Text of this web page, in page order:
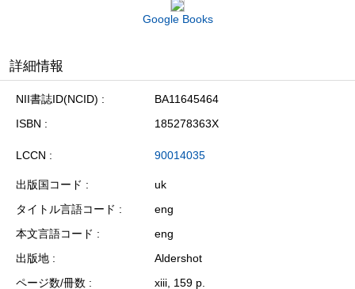
Google Books
詳細情報
NII書誌ID(NCID)
BA11645464
ISBN
185278363X
LCCN 90014035
出版国コード
uk
タイトル言語コード
eng
本文言語コード
eng
出版地
Aldershot
ページ数/冊数
xiii, 159 p.